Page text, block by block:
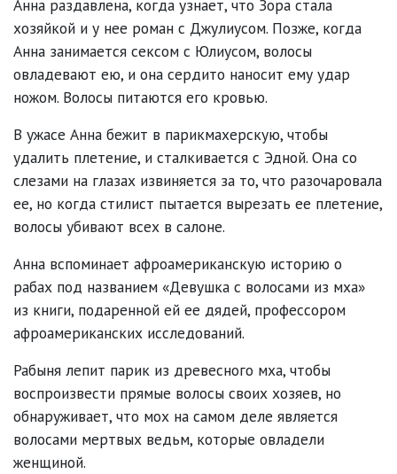
Анна раздавлена, когда узнает, что Зора стала
хозяйкой и у нее роман с Джулиусом. Позже, когда
Анна занимается сексом с Юлиусом, волосы
овладевают ею, и она сердито наносит ему удар
ножом. Волосы питаются его кровью.
В ужасе Анна бежит в парикмахерскую, чтобы
удалить плетение, и сталкивается с Эдной. Она со
слезами на глазах извиняется за то, что разочаровала
ее, но когда стилист пытается вырезать ее плетение,
волосы убивают всех в салоне.
Анна вспоминает афроамериканскую историю о
рабах под названием «Девушка с волосами из мха»
из книги, подаренной ей ее дядей, профессором
афроамериканских исследований.
Рабыня лепит парик из древесного мха, чтобы
воспроизвести прямые волосы своих хозяев, но
обнаруживает, что мох на самом деле является
волосами мертвых ведьм, которые овладели
женщиной.